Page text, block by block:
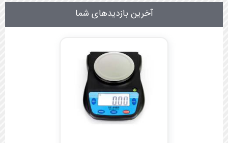
آخرین بازدیدهای شما